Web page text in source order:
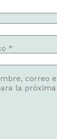
*
correo
la